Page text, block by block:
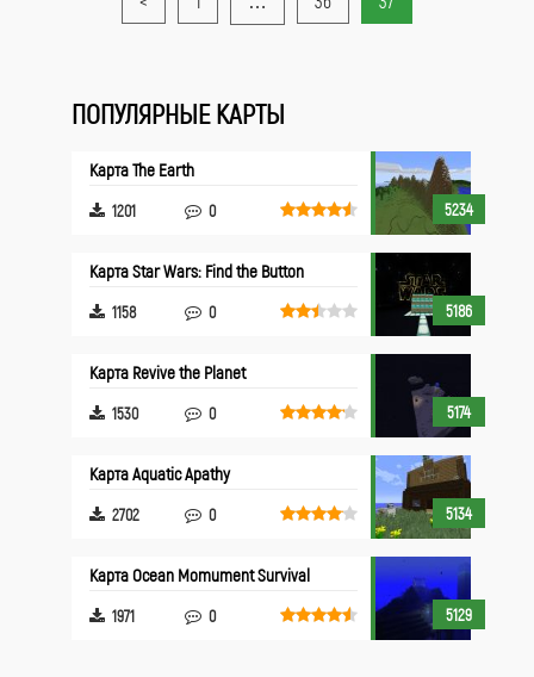
ПОПУЛЯРНЫЕ КАРТЫ
5234
Карта The Earth
1201 0
5186
Карта Star Wars: Find the Button
1158 0
5174
Карта Revive the Planet
1530 0
5134
Карта Aquatic Apathy
2702 0
5129
Карта Ocean Momument Survival
1971 0